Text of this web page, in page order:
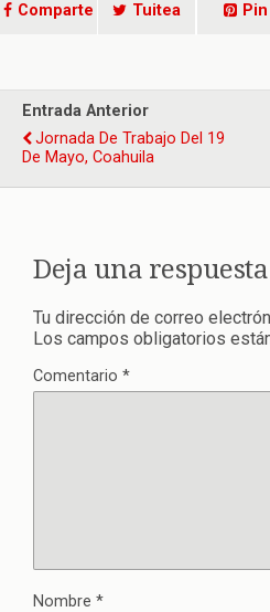
Comparte Tuitea Pin
Entrada Anterior
Jornada De Trabajo Del 19
De Mayo, Coahuila
Deja una respuesta
Tu dirección de correo
Los campos obligatorios
Comentario *
Nombre *